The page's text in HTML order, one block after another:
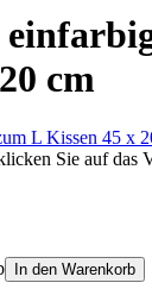
cm
Sie auf das
In den Warenkorb